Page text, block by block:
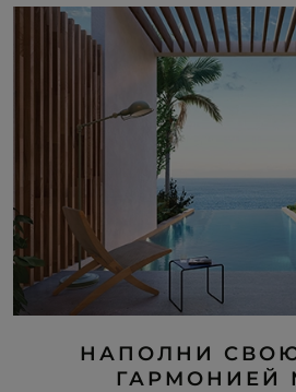
НАПОЛНИ
ГАРМОНИЕЙ